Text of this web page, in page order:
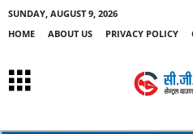
SUNDAY, AUGUST 9, 2026
HOME
ABOUT US PRIVACY POLICY